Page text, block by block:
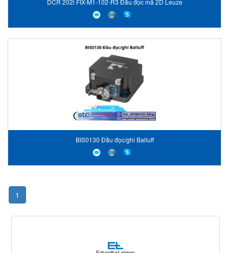
DCR 202i FIX-M1-102-R3 Đầu đọc mã 2D Leuze
BIS0130 Đầu đọc/ghi Balluff
1